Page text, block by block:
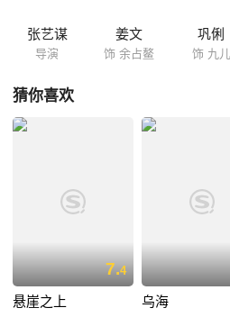
张艺谋
导演
姜文
饰 余占鳌
巩俐
饰 九儿
猜你喜欢
7.4
悬崖之上 乌海